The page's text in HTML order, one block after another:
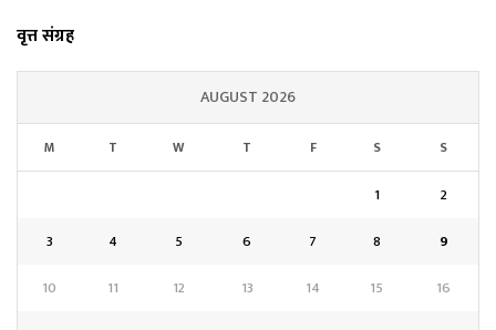
वृत्त संग्रह
AUGUST 2026
M T W T F S S
1
2
3
4 5 6 7 8
9
10
11 12 13 14 15
16